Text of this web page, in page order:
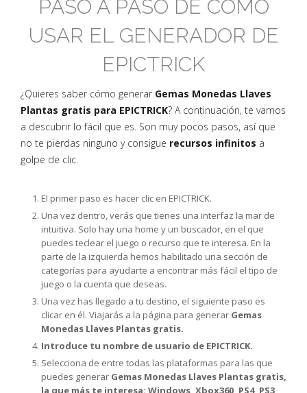
PASO A PASO DE CÓMO
USAR EL GENERADOR DE
EPICTRICK
¿Quieres saber cómo generar Gemas Monedas Llaves
Plantas gratis para EPICTRICK? A continuación, te vamos
a descubrir lo fácil que es. Son muy pocos pasos, así que
no te pierdas ninguno y consigue recursos infinitos a
golpe de clic.
El primer paso es hacer clic en EPICTRICK.
Una vez dentro, verás que tienes una interfaz la mar de
intuitiva. Solo hay una home y un buscador, en el que
puedes teclear el juego o recurso que te interesa. En la
parte de la izquierda hemos habilitado una sección de
categorías para ayudarte a encontrar más fácil el tipo de
juego o la cuenta que deseas.
Una vez has llegado a tu destino, el siguiente paso es
clicar en él. Viajarás a la página para generar Gemas
Monedas Llaves Plantas gratis.
Introduce tu nombre de usuario de EPICTRICK.
Selecciona de entre todas las plataformas para las que
puedes generar Gemas Monedas Llaves Plantas gratis,
la que más te interesa: Windows, Xbox360, PS4, PS3,